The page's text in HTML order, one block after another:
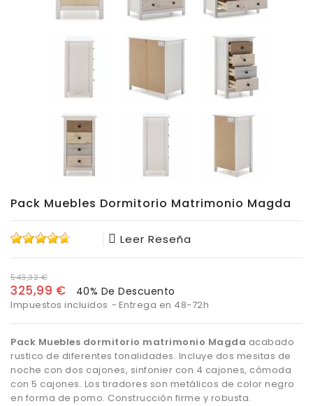
Pack Muebles Dormitorio Matrimonio Magda
Leer Reseña
543,32 €
325,99 € 40% De Descuento
Impuestos incluidos Entrega en 48-72h
Pack Muebles dormitorio matrimonio Magda acabado
rustico de diferentes tonalidades. Incluye dos mesitas de
noche con dos cajones, sinfonier con 4 cajones, cómoda
con 5 cajones. Los tiradores son metálicos de color negro
en forma de pomo. Construcción firme y robusta.